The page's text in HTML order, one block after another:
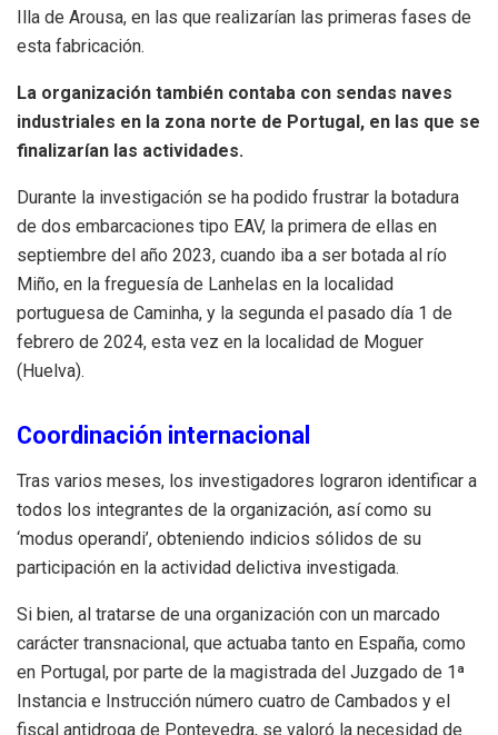
Illa de Arousa, en las que realizarían las primeras fases de
esta fabricación.
La organización también contaba con sendas naves
industriales en la zona norte de Portugal, en las que se
finalizarían las actividades.
Durante la investigación se ha podido frustrar la botadura
de dos embarcaciones tipo EAV, la primera de ellas en
septiembre del año 2023, cuando iba a ser botada al río
Miño, en la freguesía de Lanhelas en la localidad
portuguesa de Caminha, y la segunda el pasado día 1 de
febrero de 2024, esta vez en la localidad de Moguer
(Huelva).
Coordinación internacional
Tras varios meses, los investigadores lograron identificar a
todos los integrantes de la organización, así como su
‘modus operandi’, obteniendo indicios sólidos de su
participación en la actividad delictiva investigada.
Si bien, al tratarse de una organización con un marcado
carácter transnacional, que actuaba tanto en España, como
en Portugal, por parte de la magistrada del Juzgado de 1ª
Instancia e Instrucción número cuatro de Cambados y el
fiscal antidroga de Pontevedra, se valoró la necesidad de